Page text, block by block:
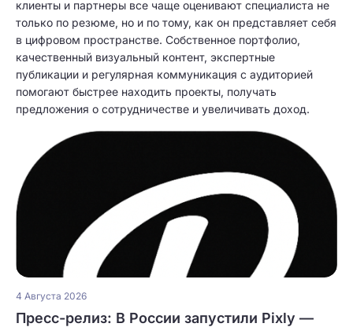
клиенты и партнеры все чаще оценивают специалиста не
только по резюме, но и по тому, как он представляет себя
в цифровом пространстве. Собственное портфолио,
качественный визуальный контент, экспертные
публикации и регулярная коммуникация с аудиторией
помогают быстрее находить проекты, получать
предложения о сотрудничестве и увеличивать доход.
4 Августа 2026
Пресс-релиз: В России запустили Pixly —